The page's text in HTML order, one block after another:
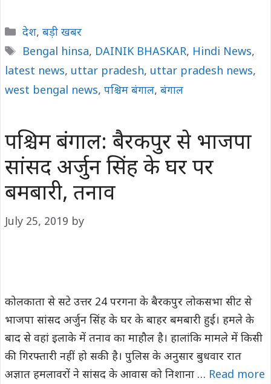
Categories
देश, बड़ी खबर
Tags
Bengal hinsa, DAINIK BHASKAR, Hindi News,
latest news, uttar pradesh, uttar pradesh news,
west bengal news, पश्चिम बंगाल, बंगाल
पश्चिम बंगाल: बैरकपुर से भाजपा
सांसद अर्जुन सिंह के घर पर
बमबारी, तनाव
July 25, 2019 by
कोलकाता से सटे उत्तर 24 परगना के बैरकपुर लोकसभा सीट से
भाजपा सांसद अर्जुन सिंह के घर के बाहर बमबारी हुई। हमले के
बाद से वहां इलाके में तनाव का माहौल है। हालांकि मामले में किसी
की गिरफ्तारी नहीं हो सकी है। पुलिस के अनुसार बुधवार रात
अज्ञात हमलावरों ने सांसद के आवास को निशाना … Read more